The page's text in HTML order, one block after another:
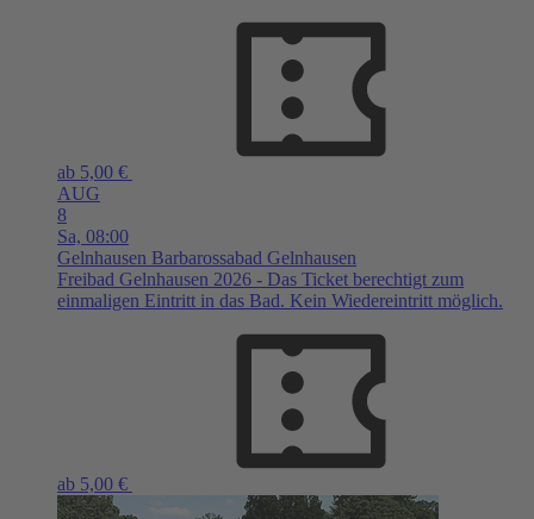
ab 5,00 €
AUG
8
Sa, 08:00
Gelnhausen Barbarossabad Gelnhausen
Freibad Gelnhausen 2026 - Das Ticket berechtigt zum
einmaligen Eintritt in das Bad. Kein Wiedereintritt möglich.
ab 5,00 €